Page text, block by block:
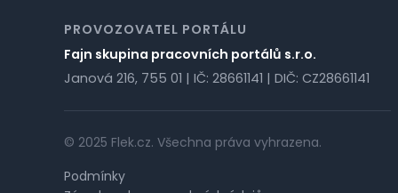
PROVOZOVATEL PORTÁLU
Fajn skupina pracovních portálů s.r.o.
Janová 216, 755 01 | IČ: 28661141 | DIČ: CZ28661141
© 2025 Flek.cz. Všechna práva vyhrazena.
Podmínky